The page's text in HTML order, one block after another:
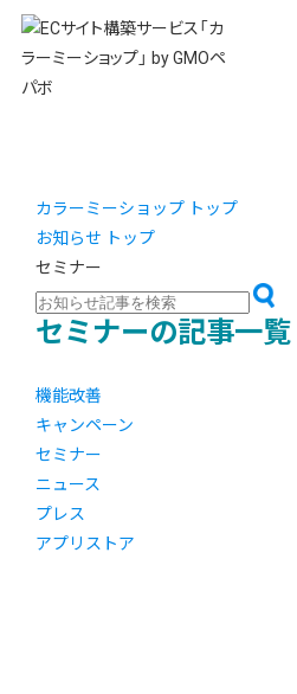
カラーミーショップ トップ
お知らせ トップ
セミナー
セミナーの記事一覧
機能改善
キャンペーン
セミナー
ニュース
プレス
アプリストア